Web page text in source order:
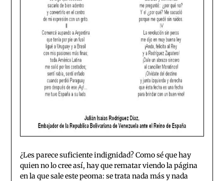
¿Les parece suficiente indignidad? Como sé que hay
quien no lo cree así, hay que rematar viendo la página
en la que sale este peoma: se trata nada más y nada